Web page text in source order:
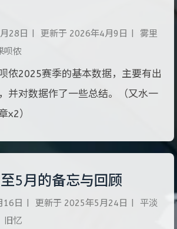
28日 更新于 2026年4月9日
雾里
呗侬
侬2025赛季的基本数据，主要有出
并对数据作了一些总结。（又水一
x2）
5月的备忘与回顾
16日 更新于 2025年5月24日
平淡
旧忆